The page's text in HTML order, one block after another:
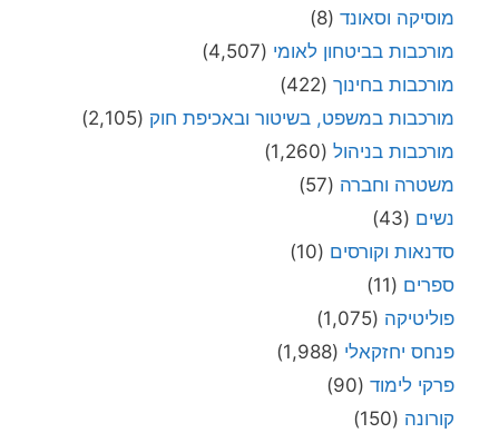
מוסיקה וסאונד (8)
מורכבות בביטחון לאומי (4,507)
מורכבות בחינוך (422)
מורכבות במשפט, בשיטור ובאכיפת חוק (2,105)
מורכבות בניהול (1,260)
משטרה וחברה (57)
נשים (43)
סדנאות וקורסים (10)
ספרים (11)
פוליטיקה (1,075)
פנחס יחזקאלי (1,988)
פרקי לימוד (90)
קורונה (150)